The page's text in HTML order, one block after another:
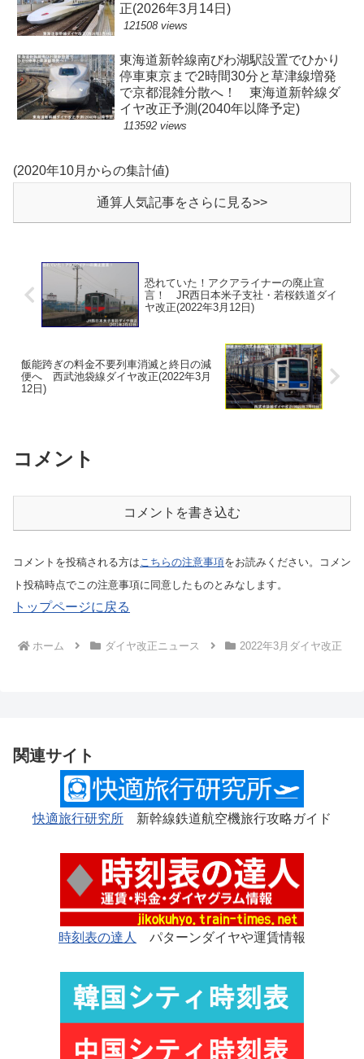
正(2026年3月14日)
121508 views
東海道新幹線南びわ湖駅設置でひかり
停車東京まで2時間30分と草津線増発
で京都混雑分散へ！ 東海道新幹線ダ
イヤ改正予測(2040年以降予定)
113592 views
(2020年10月からの集計値)
通算人気記事をさらに見る>>
恐れていた！アクアライナーの廃止宣
言！ JR西日本米子支社・若桜鉄道ダイ
ヤ改正(2022年3月12日)
飯能跨ぎの料金不要列車消滅と終日の減
便へ 西武池袋線ダイヤ改正(2022年3月
12日)
コメント
コメントを書き込む
コメントを投稿される方はこちらの注意事項をお読みください。コメン
ト投稿時点でこの注意事項に同意したものとみなします。
トップページに戻る
ホーム ダイヤ改正ニュース 2022年3月ダイヤ改正
関連サイト
快適旅行研究所 新幹線鉄道航空機旅行攻略ガイド
時刻表の達人 パターンダイヤや運賃情報